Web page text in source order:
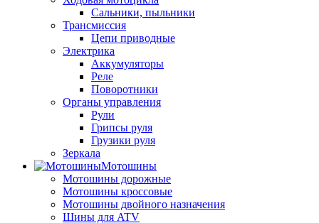
Сальники, пыльники
Трансмиссия
Цепи приводные
Электрика
Аккумуляторы
Реле
Поворотники
Органы управления
Рули
Грипсы руля
Грузики руля
Зеркала
Мотошины
Мотошины дорожные
Мотошины кроссовые
Мотошины двойного назначения
Шины для ATV